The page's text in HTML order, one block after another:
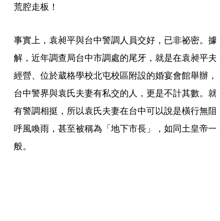
荒腔走板！
事實上，袁昶平與台中警調人員交好，已非祕密。據
解，近年調查局台中市調處的尾牙，就是在袁昶平夫
經營、位於葳格學校北屯校區附設的婚宴會館舉辦，
台中警界與袁氏夫妻有私交的人，更是不計其數。就
有警調相挺，所以袁氏夫妻在台中可以說是橫行無阻
呼風喚雨，甚至被稱為「地下市長」，如同土皇帝一
般。